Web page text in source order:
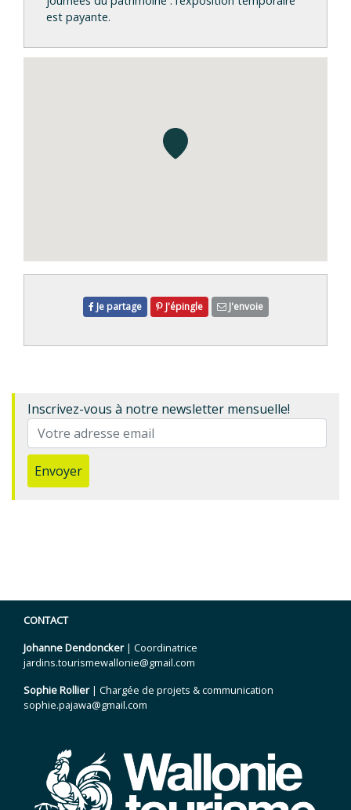
est payante.
Je partage J'épingle J'envoie
Inscrivez-vous à notre newsletter mensuelle!
Envoyer
CONTACT
Johanne Dendoncker| Coordinatrice
jardins.tourismewallonie@gmail.com
Sophie Rollier| Chargée de projets & communication
sophie.pajawa@gmail.com